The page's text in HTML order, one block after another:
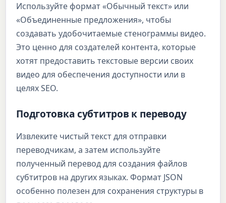
Используйте формат «Обычный текст» или
«Объединенные предложения», чтобы
создавать удобочитаемые стенограммы видео.
Это ценно для создателей контента, которые
хотят предоставить текстовые версии своих
видео для обеспечения доступности или в
целях SEO.
Подготовка субтитров к переводу
Извлеките чистый текст для отправки
переводчикам, а затем используйте
полученный перевод для создания файлов
субтитров на других языках. Формат JSON
особенно полезен для сохранения структуры в